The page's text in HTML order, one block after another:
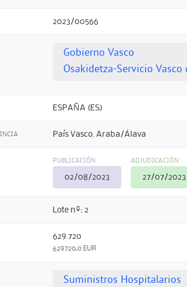
2023/00566
Gobierno Vasco
Osakidetza-Servicio Vasco
ESPAÑA (ES)
País Vasco. Araba/Álava
PUBLICACIÓN
02/08/2023
ADJUDICACIÓN
27/07/2023
Lote nº: 2
629.720
629720,0 EUR
Suministros Hospitalarios